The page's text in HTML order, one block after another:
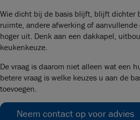
Wie dicht bij de basis blijft, blijft dichter
ruimte, andere afwerking of
hoger uit. Denk aan een dakkapel,
keukenkeuze.
De vraag is daarom niet alleen wat een
betere vraag is welke keuzes u aan de
toevoegen.
Neem contact op voor advies